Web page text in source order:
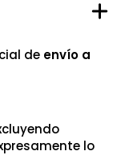
de envío a
lo